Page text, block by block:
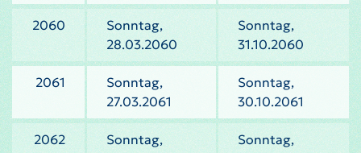
2060
Sonntag,
28.03.2060
Sonntag,
31.10.2060
2061
Sonntag,
27.03.2061
Sonntag,
30.10.2061
2062
Sonntag,
Sonntag,